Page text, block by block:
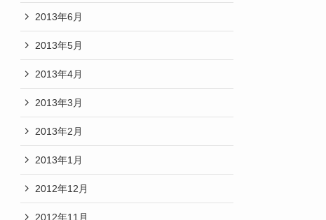
2013年6月
2013年5月
2013年4月
2013年3月
2013年2月
2013年1月
2012年12月
2012年11月